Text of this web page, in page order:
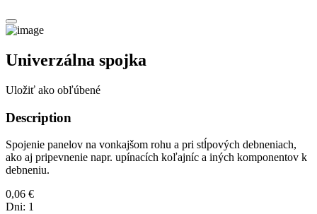
Univerzálna spojka
Uložiť ako obľúbené
Description
Spojenie panelov na vonkajšom rohu a pri stĺpových debneniach,
ako aj pripevnenie napr. upínacích koľajníc a iných komponentov k
debneniu.
0,06 €
Dni: 1